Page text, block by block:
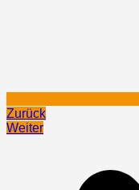
Zurück
Weiter